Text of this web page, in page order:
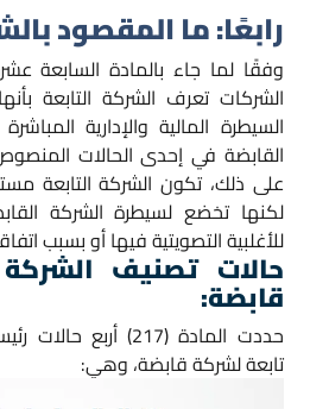
رابعًا:ما المقصود
وفقًا لما جاء بالمادة السابعة
الشركات تعرف الشركة التابعة
السيطرة المالية والإدارية
القابضة في إحدى الحالات
على ذلك، تكون الشركة التابعة
لكنها تخضع لسيطرة الشركة
للأغلبية التصويتية فيها أو بسبب
حالات تصنيف
قابضة:
حددت المادة (217)
تابعة لشركة قابضة، وهي: